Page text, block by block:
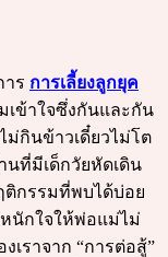
ร การเลี้ยงลูกยุค
เข้าใจซึ่งกันและกัน
ม่กินข้าวเดี๋ยวไม่โต
นที่มีเด็กวัยหัดเดิน
ติกรรมที่พบได้บ่อย
นักใจให้พ่อแม่ไม่
ราจาก “การต่อสู้”